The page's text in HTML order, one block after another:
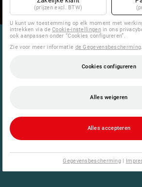
(prijzen excl. BTW)
U kunt uw toestemming op elk moment met
intrekken via deCookie-instellingenin ons
ook aanpassen onder “Cookies configureren”.
Zie voor meer informatie de Gegevensbescherming
Cookies configureren
Alles weigeren
Alles accepteren
Gegevensbescherming |